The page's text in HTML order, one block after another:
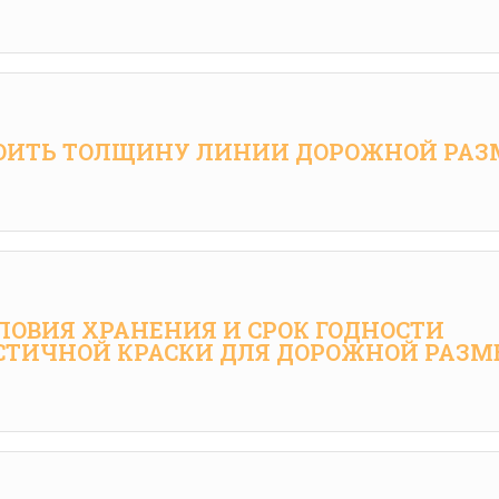
ТОЛЩИНУ ЛИНИИ ДОРОЖНОЙ
ХРАНЕНИЯ И СРОК ГОДНОСТИ
КРАСКИ ДЛЯ ДОРОЖНОЙ